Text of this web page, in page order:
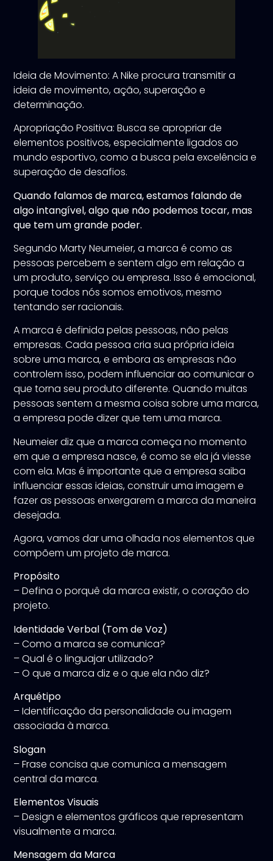
Ideia de Movimento: A Nike procura transmitir a
ideia de movimento, ação, superação e
determinação.
Apropriação Positiva: Busca se apropriar de
elementos positivos, especialmente ligados ao
mundo esportivo, como a busca pela excelência e
superação de desafios.
Quando falamos de marca, estamos falando de
algo intangível, algo que não podemos tocar, mas
que tem um grande poder.
Segundo Marty Neumeier, a marca é como as
pessoas percebem e sentem algo em relação a
um produto, serviço ou empresa. Isso é emocional,
porque todos nós somos emotivos, mesmo
tentando ser racionais.
A marca é definida pelas pessoas, não pelas
empresas. Cada pessoa cria sua própria ideia
sobre uma marca, e embora as empresas não
controlem isso, podem influenciar ao comunicar o
que torna seu produto diferente. Quando muitas
pessoas sentem a mesma coisa sobre uma marca,
a empresa pode dizer que tem uma marca.
Neumeier diz que a marca começa no momento
em que a empresa nasce, é como se ela já viesse
com ela. Mas é importante que a empresa saiba
influenciar essas ideias, construir uma imagem e
fazer as pessoas enxergarem a marca da maneira
desejada.
Agora, vamos dar uma olhada nos elementos que
compõem um projeto de marca.
Propósito
– Defina o porquê da marca existir, o coração do
projeto.
Identidade Verbal (Tom de Voz)
– Como a marca se comunica?
– Qual é o linguajar utilizado?
– O que a marca diz e o que ela não diz?
Arquétipo
– Identificação da personalidade ou imagem
associada à marca.
Slogan
– Frase concisa que comunica a mensagem
central da marca.
Elementos Visuais
– Design e elementos gráficos que representam
visualmente a marca.
Mensagem da Marca